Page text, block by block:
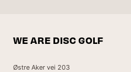
WE ARE DISC GOLF
Østre Aker vei 203